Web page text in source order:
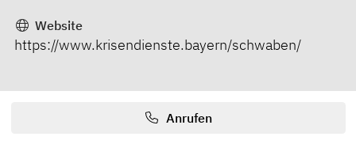
Website
https://www.krisendienste.bayern/schwaben/
Anrufen